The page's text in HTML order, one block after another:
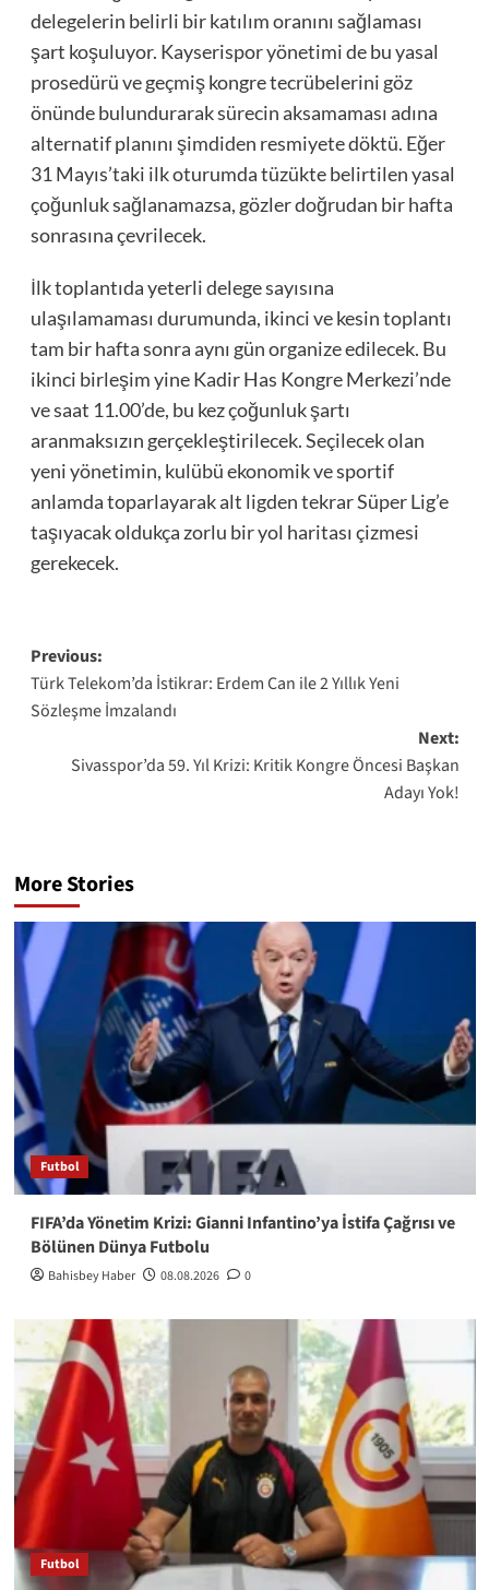
delegelerin belirli bir katılım oranını sağlaması
şart koşuluyor. Kayserispor yönetimi de bu yasal
prosedürü ve geçmiş kongre tecrübelerini göz
önünde bulundurarak sürecin aksamaması adına
alternatif planını şimdiden resmiyete döktü. Eğer
31 Mayıs’taki ilk oturumda tüzükte belirtilen yasal
çoğunluk sağlanamazsa, gözler doğrudan bir hafta
sonrasına çevrilecek.
İlk toplantıda yeterli delege sayısına
ulaşılamaması durumunda, ikinci ve kesin toplantı
tam bir hafta sonra aynı gün organize edilecek. Bu
ikinci birleşim yine Kadir Has Kongre Merkezi’nde
ve saat 11.00’de, bu kez çoğunluk şartı
aranmaksızın gerçekleştirilecek. Seçilecek olan
yeni yönetimin, kulübü ekonomik ve sportif
anlamda toparlayarak alt ligden tekrar Süper Lig’e
taşıyacak oldukça zorlu bir yol haritası çizmesi
gerekecek.
Post
navigation
Previous:
Türk Telekom’da İstikrar: Erdem Can ile 2 Yıllık Yeni
Sözleşme İmzalandı
Next:
Sivasspor’da 59. Yıl Krizi: Kritik Kongre Öncesi Başkan
Adayı Yok!
More Stories
Futbol
FIFA’da Yönetim Krizi: Gianni Infantino’ya İstifa Çağrısı ve
Bölünen Dünya Futbolu
Bahisbey Haber 08.08.2026 0
Futbol